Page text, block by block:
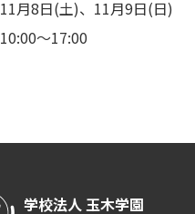
11月8日(土)、11月9日(日)
10:00～17:00
学校法人 玉木学園